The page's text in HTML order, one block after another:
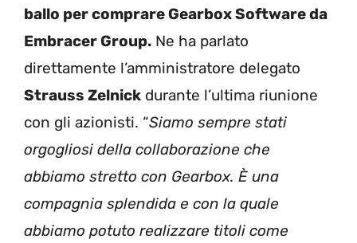
ballo per comprare Gearbox Software da
Embracer Group. Ne ha parlato
direttamente l’amministratore delegato
Strauss Zelnick durante l’ultima riunione
con gli azionisti. “Siamo sempre stati
orgogliosi della collaborazione che
abbiamo stretto con Gearbox. È una
compagnia splendida e con la quale
abbiamo potuto realizzare titoli come